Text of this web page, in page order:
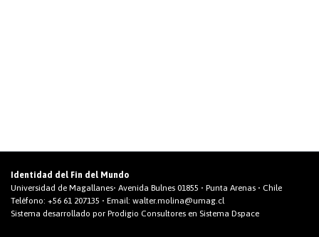
Identidad del Fin del Mundo
Universidad de Magallanes• Avenida Bulnes 01855 • Punta Arenas • Chile
Teléfono: +56 61 207135 • Email: walter.molina@umag.cl
Sistema desarrollado por Prodigio Consultores en Sistema Dspace